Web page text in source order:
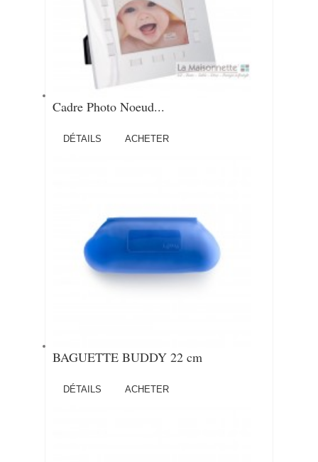
Cadre Photo Noeud...
DÉTAILS ACHETER
BAGUETTE BUDDY 22 cm
DÉTAILS ACHETER